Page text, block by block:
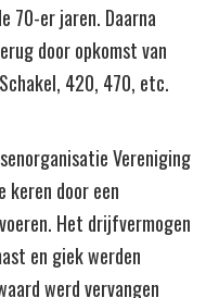
70-er jaren. Daarna
door opkomst van
420, 470, etc.
Vereniging
keren door een
Het drijfvermogen
en giek werden
werd vervangen